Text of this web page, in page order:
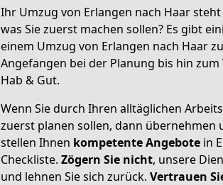
Ihr Umzug von Erlangen nach Haar
was Sie zuerst machen sollen? Es gibt
einem Umzug von Erlangen nach Haar
Angefangen bei der Planung bis hin
Hab & Gut.
Wenn Sie durch Ihren alltäglichen
zuerst planen sollen, dann übernehmen
stellen Ihnen kompetente Angebote in
Checkliste. Zögern Sie nicht, unsere
und lehnen Sie sich zurück. Vertrauen